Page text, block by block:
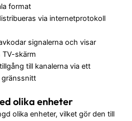
format
via internetprotokoll
signalerna och visar
TV-skärm
till kanalerna via ett
olika enheter
olika enheter, vilket gör den till